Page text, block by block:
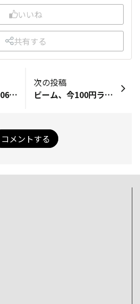
いいね
共有する
マルチホルダー(G06用)
次の投稿
ビーム、今100円ランドでも売ってるよ300円行くけど
コメントする